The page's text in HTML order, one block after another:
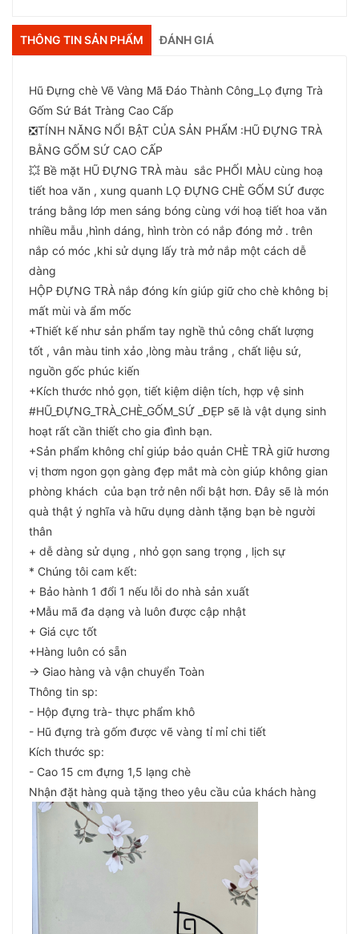
THÔNG TIN SẢN PHẨM ĐÁNH GIÁ
Hũ Đựng chè Vẽ Vàng Mã Đáo Thành Công_Lọ đựng Trà
Gốm Sứ Bát Tràng Cao Cấp
❎TÍNH NĂNG NỔI BẬT CỦA SẢN PHẨM :HŨ ĐỰNG TRÀ
BẰNG GỐM SỨ CAO CẤP
💥 Bề mặt HŨ ĐỰNG TRÀ màu sắc PHỐI MÀU cùng hoạ
tiết hoa văn , xung quanh LỌ ĐỰNG CHÈ GỐM SỨ được
tráng bằng lớp men sáng bóng cùng với hoạ tiết hoa văn
nhiều mẫu ,hình dáng, hình tròn có nắp đóng mở . trên
nắp có móc ,khi sử dụng lấy trà mở nắp một cách dễ
dàng
HỘP ĐỰNG TRÀ nắp đóng kín giúp giữ cho chè không bị
mất mùi và ẩm mốc
+Thiết kế như sản phẩm tay nghề thủ công chất lượng
tốt , vân màu tinh xảo ,lòng màu trắng , chất liệu sứ,
nguồn gốc phúc kiến
+Kích thước nhỏ gọn, tiết kiệm diện tích, hợp vệ sinh
#HŨ_ĐỰNG_TRÀ_CHÈ_GỐM_SỨ _ĐẸP sẽ là vật dụng sinh
hoạt rất cần thiết cho gia đình bạn.
+Sản phẩm không chỉ giúp bảo quản CHÈ TRÀ giữ hương
vị thơm ngon gọn gàng đẹp mắt mà còn giúp không gian
phòng khách của bạn trở nên nổi bật hơn. Đây sẽ là món
quà thật ý nghĩa và hữu dụng dành tặng bạn bè người
thân
+ dễ dàng sử dụng , nhỏ gọn sang trọng , lịch sự
* Chúng tôi cam kết:
+ Bảo hành 1 đổi 1 nếu lỗi do nhà sản xuất
+Mẫu mã đa dạng và luôn được cập nhật
+ Giá cực tốt
+Hàng luôn có sẵn
-> Giao hàng và vận chuyển Toàn
Thông tin sp:
- Hộp đựng trà- thực phẩm khô
- Hũ đựng trà gốm được vẽ vàng tỉ mỉ chi tiết
Kích thước sp:
- Cao 15 cm đựng 1,5 lạng chè
Nhận đặt hàng quà tặng theo yêu cầu của khách hàng